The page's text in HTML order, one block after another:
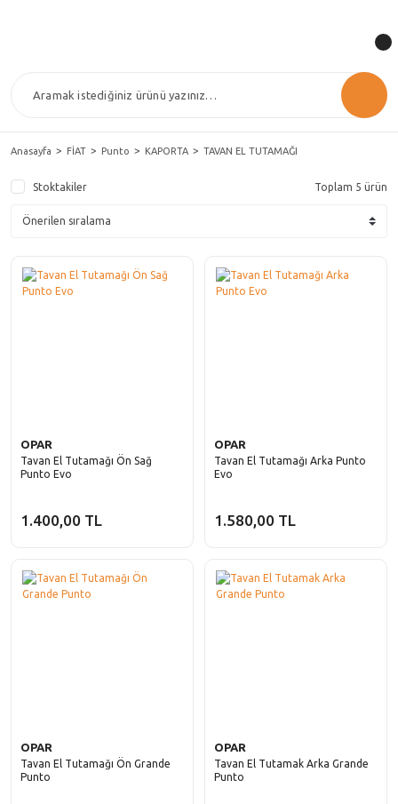
Anasayfa FİAT Punto KAPORTA TAVAN EL TUTAMAĞI
Stoktakiler Toplam 5 ürün
OPAR
Tavan El Tutamağı Ön Sağ
Punto Evo
1.400,00 TL
OPAR
Tavan El Tutamağı Arka Punto
Evo
1.580,00 TL
OPAR
Tavan El Tutamağı Ön Grande
Punto
OPAR
Tavan El Tutamak Arka Grande
Punto